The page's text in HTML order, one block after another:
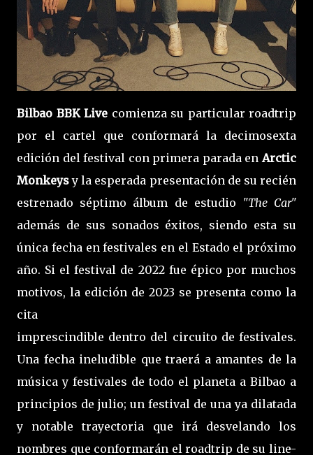
Bilbao BBK Live comienza su particular roadtrip
por el cartel que conformará la decimosexta
edición del festival con primera parada enArctic
Monkeysy la esperada presentación de su recién
estrenado séptimo álbum de estudio "The Car"
además de sus sonados éxitos, siendo esta su
única fecha en festivales en el Estado el próximo
año. Si el festival de 2022 fue épico por muchos
motivos, la edición de 2023 se presenta como la
cita
imprescindible dentro del circuito de festivales.
Una fecha ineludible que traerá a amantes de la
música y festivales de todo el planeta a Bilbao a
principios de julio; un festival de una ya dilatada
y notable trayectoria que irá desvelando los
nombres que conformarán el roadtrip de su line-